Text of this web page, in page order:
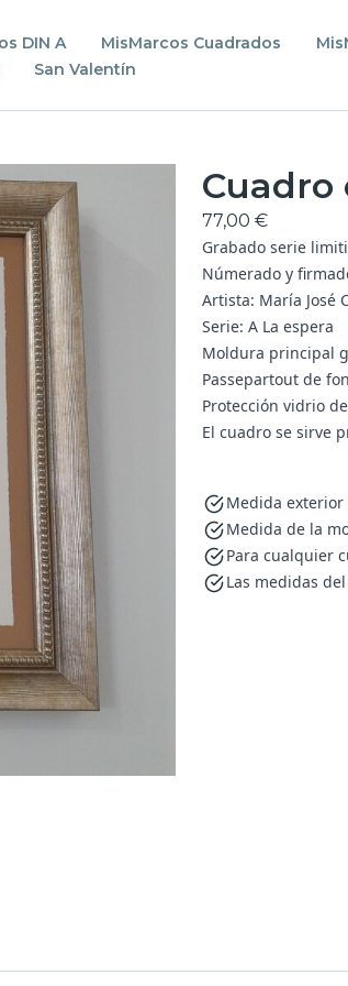
DIN A MisMarcos Cuadrados
San Valentín
Cuadro
77,00 €
Grabado serie
Númerado y
Artista: María José
Serie: A La espera
Moldura principal
Passepartout de
Protección vidrio
El cuadro se sirve
Medida exterior
Medida de la
Para cualquier
Las medidas